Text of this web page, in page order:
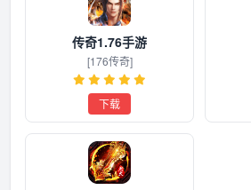
传奇1.76手游
[176传奇]
下载